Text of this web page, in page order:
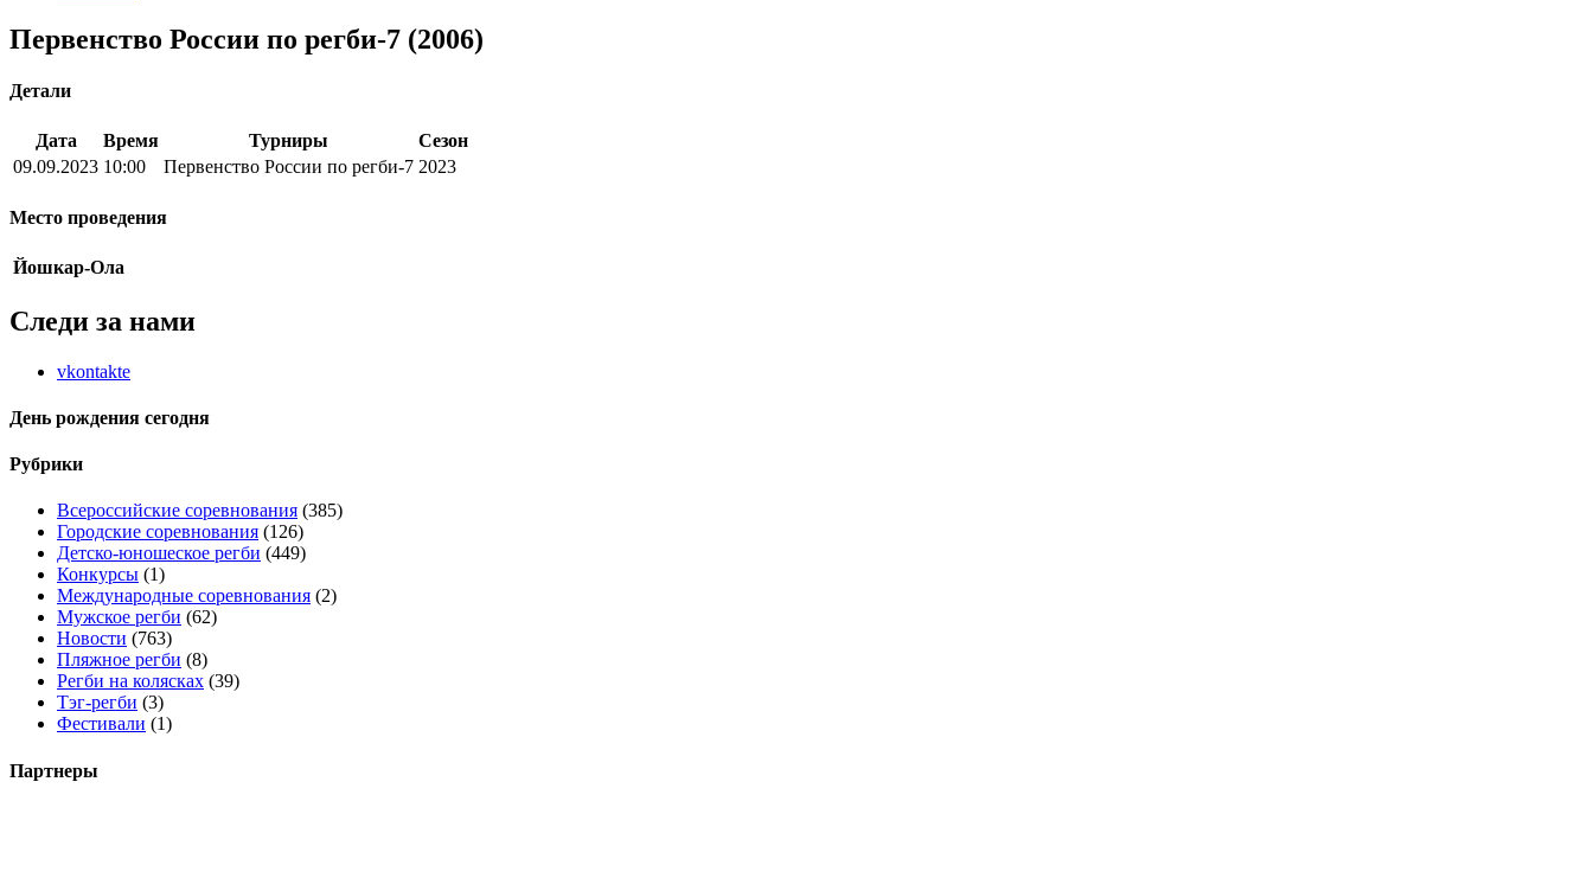
Первенство России по регби-7 (2006)
Детали
Дата Время Турниры
Сезон
09.09.2023 10:00 Первенство России по регби-7 2023
Место проведения
Йошкар-Ола
Следи за нами
vkontakte
День рождения сегодня
Рубрики
Всероссийские соревнования (385)
Городские соревнования (126)
Детско-юношеское регби (449)
Конкурсы (1)
Международные соревнования (2)
Мужское регби (62)
Новости (763)
Пляжное регби (8)
Регби на колясках (39)
Тэг-регби (3)
Фестивали (1)
Партнеры